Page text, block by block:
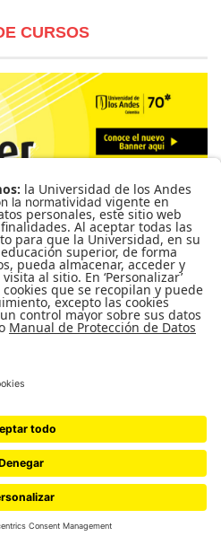
CURSOS
horarios y cupos visite el
MINEDUCACIÓN. RECONOCIMIENTO
DEL 30 DE MAYO DE 1964.
RESOLUCIÓN 28 DEL 23 DE